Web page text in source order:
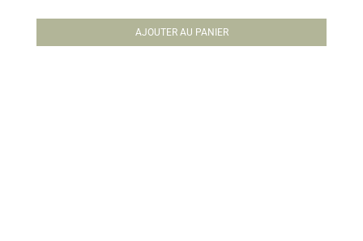
AJOUTER AU PANIER